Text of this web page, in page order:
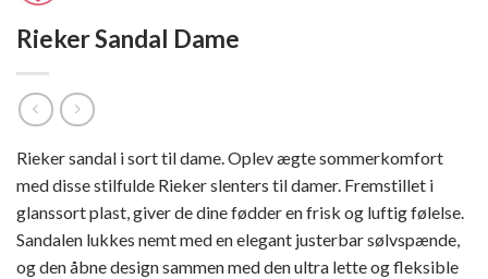
Rieker Sandal Dame
Rieker sandal i sort til dame. Oplev ægte sommerkomfort
med disse stilfulde Rieker slenters til damer. Fremstillet i
glanssort plast, giver de dine fødder en frisk og luftig følelse.
Sandalen lukkes nemt med en elegant justerbar sølvspænde,
og den åbne design sammen med den ultra lette og fleksible